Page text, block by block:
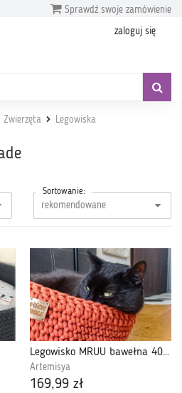
Sprawdź swoje zamówienie
zaloguj się
Zwierzęta Legowiska
Sortowanie:
Legowisko MRUU bawełna 40 cm DYNIA
Artemisya
169,99 zł